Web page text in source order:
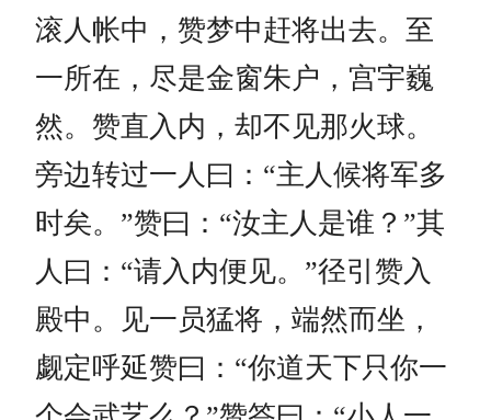
滚人帐中，赞梦中赶将出去。至
一所在，尽是金窗朱户，宫宇巍
然。赞直入内，却不见那火球。
旁边转过一人曰：“主人候将军多
时矣。”赞曰：“汝主人是谁？”其
人曰：“请入内便见。”径引赞入
殿中。见一员猛将，端然而坐，
觑定呼延赞曰：“你道天下只你一